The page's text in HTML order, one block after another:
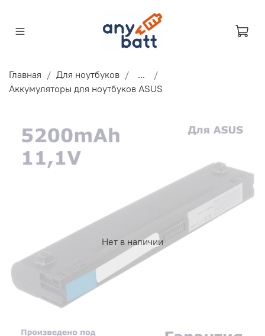
Главная Для ноутбуков
...
Аккумуляторы для ноутбуков ASUS
Нет в наличии